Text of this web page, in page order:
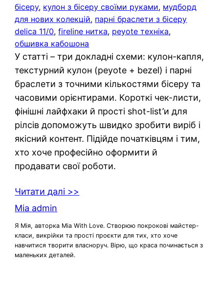
бісеру, кулон з бісеру своїми руками, мудборд
для нових колекцій, парні браслети з бісеру
delica 11/0, fireline нитка, peyote техніка
обшивка кабошона
У статті – три докладні схеми: кулон-капля,
текстурний кулон (peyote + bezel) і парні
браслети з точними кількостями бісеру та
часовими орієнтирами. Короткі чек-листи,
фінішні лайфхаки й прості shot-list’и для
рілсів допоможуть швидко зробити виріб і
якісний контент. Підійде початківцям і тим,
хто хоче професійно оформити й
продавати свої роботи.
Читати далі >>
Mia admin
Я Мія, авторка Mia With Love. Створюю покрокові майстер-
класи, викрійки та прості проєкти для тих, хто хоче
навчитися творити власноруч. Вірю, що краса починається з
маленьких деталей.